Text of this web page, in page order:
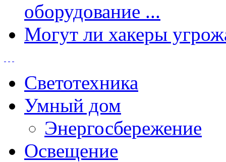
оборудование ...
Могут ли хакеры
Светотехника
Умный дом
Энергосбережение
Освещение